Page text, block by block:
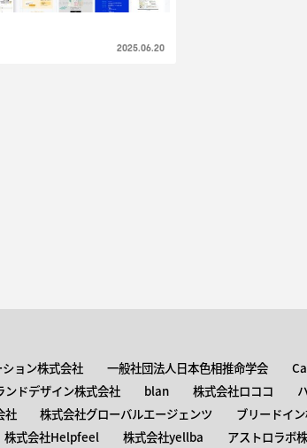
2025.06.20
ョン株式会社 一般社団法人日本色相推命学会
ンドデザイン株式会社 blan 株式会社ロココ
社
株式会社グローバルエージェンツ ブリードイ
株式会社Helpfeel 株式会社yellba アストロラボ